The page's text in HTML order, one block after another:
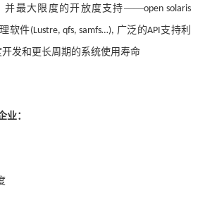
并最大限度的开放度支持——open solaris
软件(Lustre, qfs, samfs…), 广泛的API支持利
发和更长周期的系统使用寿命
业：